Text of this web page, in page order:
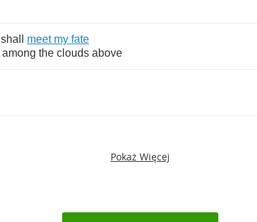
shall meet my fate
among the clouds above
Pokaż Więcej